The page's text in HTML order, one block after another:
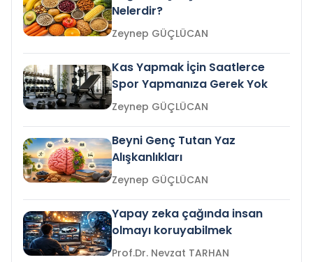
Nelerdir?
Zeynep GÜÇLÜCAN
Kas Yapmak İçin Saatlerce
Spor Yapmanıza Gerek Yok
Zeynep GÜÇLÜCAN
Beyni Genç Tutan Yaz
Alışkanlıkları
Zeynep GÜÇLÜCAN
Yapay zeka çağında insan
olmayı koruyabilmek
Prof.Dr. Nevzat TARHAN